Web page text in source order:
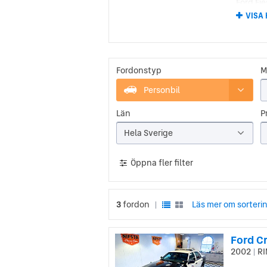
Ford
Europa
billig,
Tack
Fords
I
och
VISA
Fordonstyp
Personbil
Län
Hela Sverige
Öppna fler filter
3fordon Läs mer om
Ford
2002